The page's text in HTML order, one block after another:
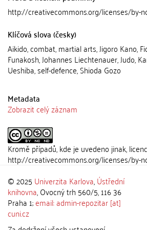
http://creativecommons.org/licenses/by-
Klíčová slova (česky)
Aikido, combat, martial arts, Jigoro Kano,
Funakosh, Johannes Liechtenauer, Judo,
Ueshiba, self-defence, Shioda Gozo
Metadata
Zobrazit celý záznam
Kromě případů, kde je uvedeno jinak,
http://creativecommons.org/licenses/by-
© 2025 Univerzita Karlova,Ústřední
knihovna, Ovocný trh 560/5, 116 36
Praha 1;email: admin-repozitar [at]
cuni.cz